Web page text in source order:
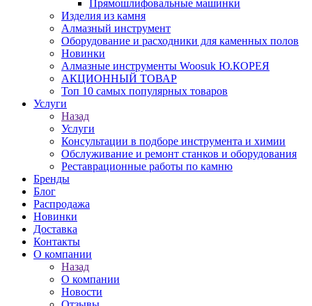
Прямошлифовальные машинки
Изделия из камня
Алмазный инструмент
Оборудование и расходники для каменных полов
Новинки
Алмазные инструменты Woosuk Ю.КОРЕЯ
АКЦИОННЫЙ ТОВАР
Топ 10 самых популярных товаров
Услуги
Назад
Услуги
Консультации в подборе инструмента и химии
Обслуживание и ремонт станков и оборудования
Реставрационные работы по камню
Бренды
Блог
Распродажа
Новинки
Доставка
Контакты
О компании
Назад
О компании
Новости